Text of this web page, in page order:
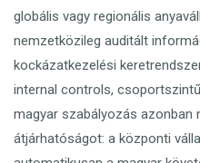
globális vagy regionális
nemzetközileg auditált
kockázatkezelési
internal controls, csoportszintű
magyar szabályozás azonban
átjárhatóságot: a központi